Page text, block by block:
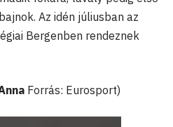
Az idén júliusban az
Bergenben rendeznek
Forrás: Eurosport)